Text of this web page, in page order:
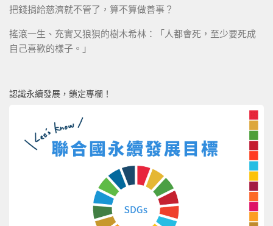
把錢捐給慈濟就不管了，算不算做善事？
搖滾一生、充實又狼狽的樹木希林：「人都會死，至少要死成
自己喜歡的樣子。」
認識永續發展，鎖定專欄！